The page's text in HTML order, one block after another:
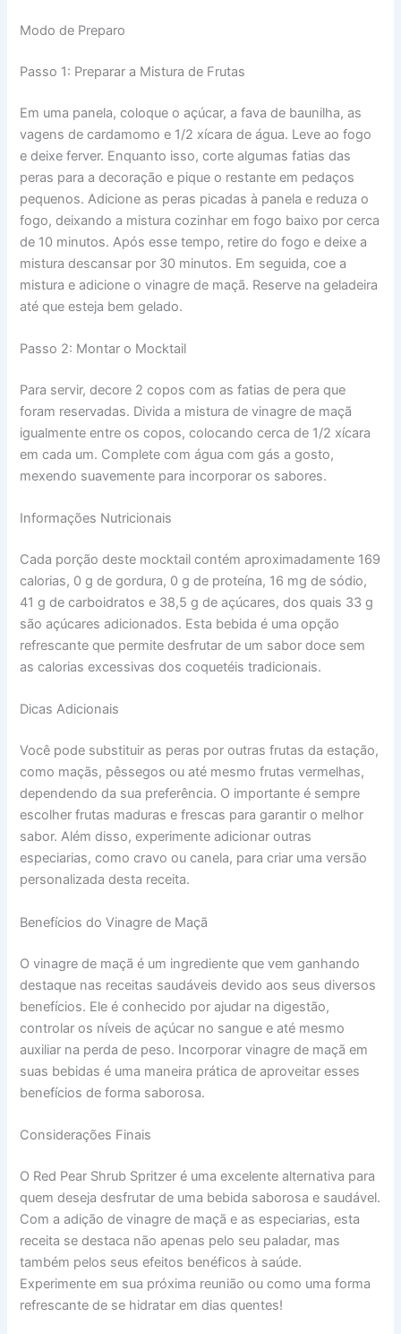
Modo de Preparo
Passo 1: Preparar a Mistura de Frutas
Em uma panela, coloque o açúcar, a fava de baunilha, as
vagens de cardamomo e 1/2 xícara de água. Leve ao fogo
e deixe ferver. Enquanto isso, corte algumas fatias das
peras para a decoração e pique o restante em pedaços
pequenos. Adicione as peras picadas à panela e reduza o
fogo, deixando a mistura cozinhar em fogo baixo por cerca
de 10 minutos. Após esse tempo, retire do fogo e deixe a
mistura descansar por 30 minutos. Em seguida, coe a
mistura e adicione o vinagre de maçã. Reserve na geladeira
até que esteja bem gelado.
Passo 2: Montar o Mocktail
Para servir, decore 2 copos com as fatias de pera que
foram reservadas. Divida a mistura de vinagre de maçã
igualmente entre os copos, colocando cerca de 1/2 xícara
em cada um. Complete com água com gás a gosto,
mexendo suavemente para incorporar os sabores.
Informações Nutricionais
Cada porção deste mocktail contém aproximadamente 169
calorias, 0 g de gordura, 0 g de proteína, 16 mg de sódio,
41 g de carboidratos e 38,5 g de açúcares, dos quais 33 g
são açúcares adicionados. Esta bebida é uma opção
refrescante que permite desfrutar de um sabor doce sem
as calorias excessivas dos coquetéis tradicionais.
Dicas Adicionais
Você pode substituir as peras por outras frutas da estação,
como maçãs, pêssegos ou até mesmo frutas vermelhas,
dependendo da sua preferência. O importante é sempre
escolher frutas maduras e frescas para garantir o melhor
sabor. Além disso, experimente adicionar outras
especiarias, como cravo ou canela, para criar uma versão
personalizada desta receita.
Benefícios do Vinagre de Maçã
O vinagre de maçã é um ingrediente que vem ganhando
destaque nas receitas saudáveis devido aos seus diversos
benefícios. Ele é conhecido por ajudar na digestão,
controlar os níveis de açúcar no sangue e até mesmo
auxiliar na perda de peso. Incorporar vinagre de maçã em
suas bebidas é uma maneira prática de aproveitar esses
benefícios de forma saborosa.
Considerações Finais
O Red Pear Shrub Spritzer é uma excelente alternativa para
quem deseja desfrutar de uma bebida saborosa e saudável.
Com a adição de vinagre de maçã e as especiarias, esta
receita se destaca não apenas pelo seu paladar, mas
também pelos seus efeitos benéficos à saúde.
Experimente em sua próxima reunião ou como uma forma
refrescante de se hidratar em dias quentes!